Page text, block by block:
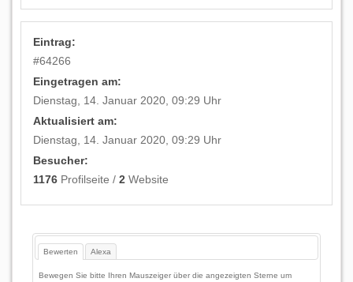
Eintrag:
#64266
Eingetragen am:
Dienstag, 14. Januar 2020, 09:29 Uhr
Aktualisiert am:
Dienstag, 14. Januar 2020, 09:29 Uhr
Besucher:
1176 Profilseite /2 Website
Bewerten Alexa
Bewegen Sie bitte Ihren Mauszeiger über die angezeigten Sterne um